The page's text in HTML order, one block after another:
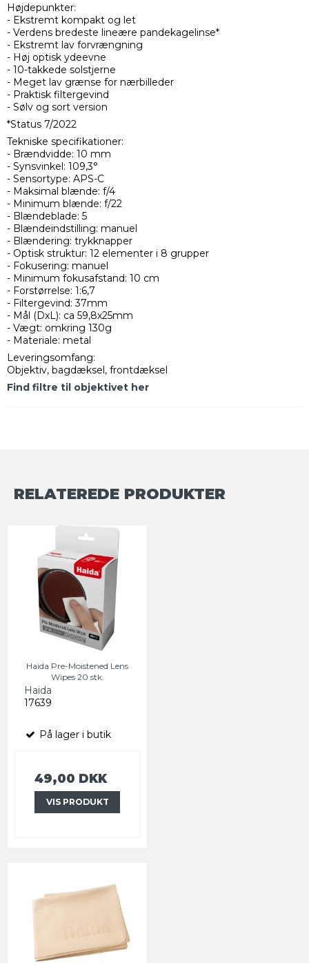
Højdepunkter:
- Ekstremt kompakt og let
- Verdens bredeste lineære pandekagelinse*
- Ekstremt lav forvrængning
- Høj optisk ydeevne
- 10-takkede solstjerne
- Meget lav grænse for nærbilleder
- Praktisk filtergevind
- Sølv og sort version
*Status 7/2022
Tekniske specifikationer:
- Brændvidde: 10 mm
- Synsvinkel: 109,3°
- Sensortype: APS-C
- Maksimal blænde: f/4
- Minimum blænde: f/22
- Blændeblade: 5
- Blændeindstilling: manuel
- Blændering: trykknapper
- Optisk struktur: 12 elementer i 8 grupper
- Fokusering: manuel
- Minimum fokusafstand: 10 cm
- Forstørrelse: 1:6,7
- Filtergevind: 37mm
- Mål (DxL): ca 59,8x25mm
- Vægt: omkring 130g
- Materiale: metal
Leveringsomfang:
Objektiv, bagdæksel, frontdæksel
Find filtre til objektivet her
RELATEREDE PRODUKTER
Haida Pre-Moistened Lens
Wipes 20 stk.
Haida
17639
På lager i butik
49,00 DKK
VIS PRODUKT